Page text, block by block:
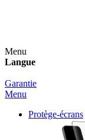
Menu
Langue
Garantie
Menu
Protège-écrans